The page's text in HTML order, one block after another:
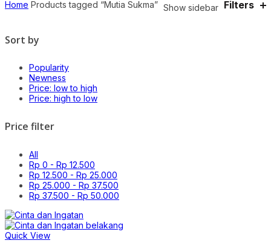
Home Products tagged “Mutia Sukma” Show sidebar Filters
Sort by
Popularity
Newness
Price: low to high
Price: high to low
Price filter
All
Rp 0 - Rp 12.500
Rp 12.500 - Rp 25.000
Rp 25.000 - Rp 37.500
Rp 37.500 - Rp 50.000
Quick View